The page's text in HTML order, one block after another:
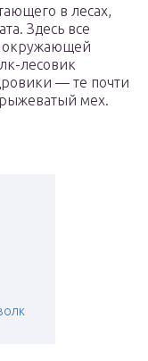
в лесах,
Здесь все
окружающей
лесовик
— те почти
мех.